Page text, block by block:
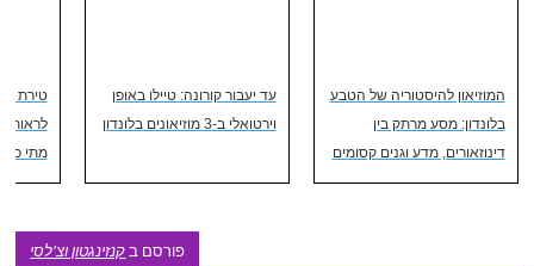
המוזיאון להיסטוריה של הטבע
בלונדון: מסע מרתק בין
דינוזאורים, מדע וגנים קסומים
עד יעבור קורונה: טיילו באופן
וירטואלי ב-3 מוזיאונים בלונדון
טירת
מתי
פורסם בקנזינגטון וצ'לסי